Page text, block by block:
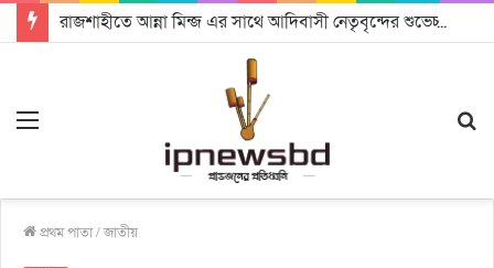
রাজশাহীতে আন্না মিন্জ এর সাথে আদিবাসী নেতৃবৃন্দের শুভেচ্ছা ও মতবিনিময় অনুষ্ঠিত
প্রথম পাতা/জাতীয়